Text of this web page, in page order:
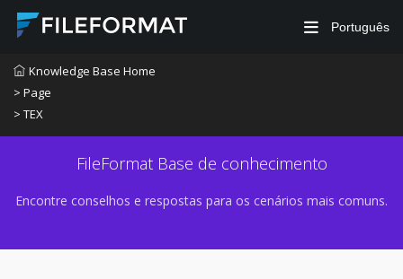
Português
Knowledge Base Home
> Page
> TEX
FileFormat Base de conhecimento
Encontre conselhos e respostas para os cenários mais comuns.